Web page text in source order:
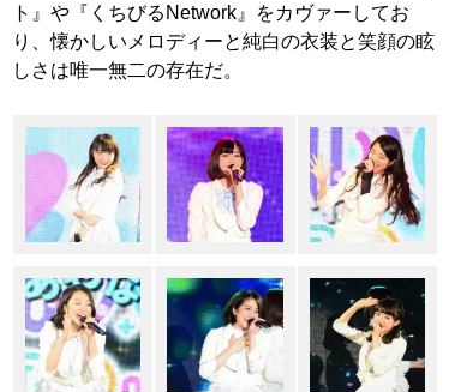
ト』や『くちびるNetwork』をカヴァーしてお
り、懐かしいメロディーと純白の衣装と笑顔の眩
しさは唯一無二の存在だ。